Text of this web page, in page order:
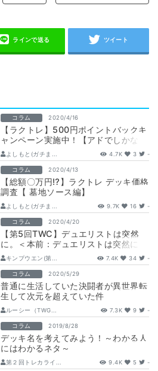
コラム 2020/4/16
【ラクトレ】500円ポイントバックキ
ャンペーン実施中！【アドでしかな
い】
よしもと(ガチま... 4.7K 3 -
コラム 2020/4/13
【総額〇万円⁉】ラクトレ デッキ価格
調査【 墓地ソース編】
よしもと(ガチま... 9.7K 16 -
コラム 2020/4/20
【第5回TWC】デュエリストは突然
に。＜本前：デュエリストは突然に＞
キンプウエン(第... 7.4K 34 -
コラム 2020/5/29
普通に生活していた決闘者が異世界転
生して次元を超えていた件
ルーシー（TWG... 7.3K 9 -
コラム 2019/8/28
デッキ名を考えてみよう！～わかる人
にはわかるネタ～
第２回トレカライ... 9.4K 5 -